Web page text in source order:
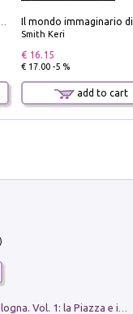
Il mondo immaginario di
Smith Keri
€ 16.15
€ 17.00 -5 %
add to cart